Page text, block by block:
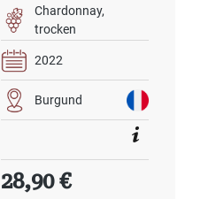
Chardonnay
trocken
2022
Burgund
Regulärer Preis:
28,90 €